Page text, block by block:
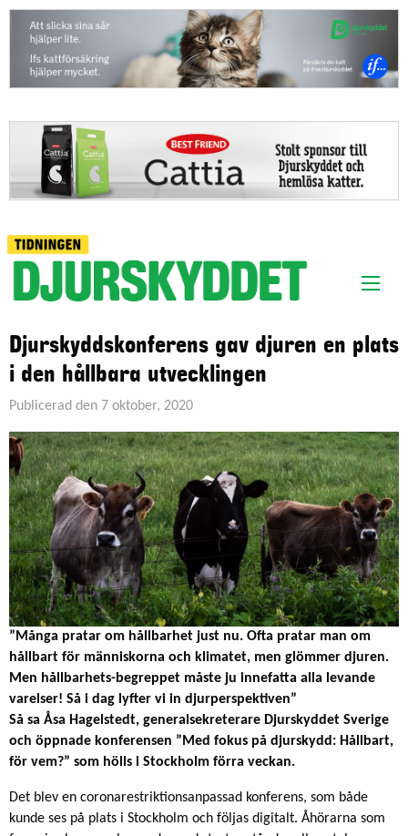
Djurskyddskonferens gav djuren en plats
i den hållbara utvecklingen
Publicerad den 7 oktober, 2020
”Många pratar om hållbarhet just nu. Ofta pratar man om
hållbart för människorna och klimatet, men glömmer djuren.
Men hållbarhets-begreppet måste ju innefatta alla levande
varelser! Så i dag lyfter vi in djurperspektiven”
Så sa Åsa Hagelstedt, generalsekreterare Djurskyddet Sverige
och öppnade konferensen ”Med fokus på djurskydd: Hållbart,
för vem?” som hölls i Stockholm förra veckan.
Det blev en coronarestriktionsanpassad konferens, som både
kunde ses på plats i Stockholm och följas digitalt. Åhörarna som